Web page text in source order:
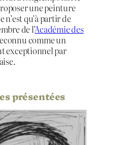
une peinture
qu’à partir de
de l’Académie des
comme un
exceptionnel par
présentées